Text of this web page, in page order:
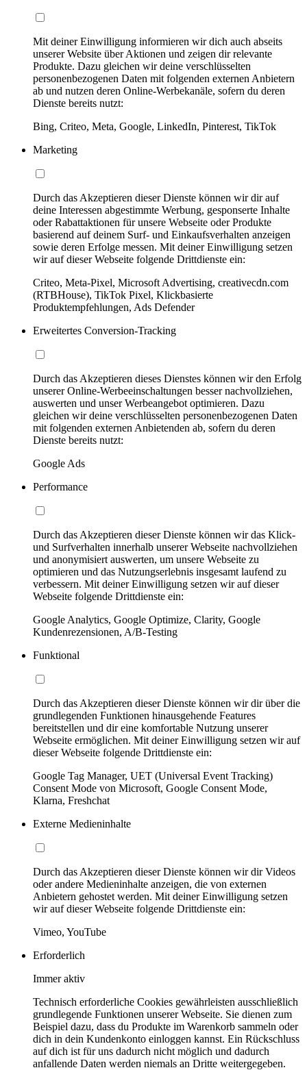
Mit deiner Einwilligung informieren wir dich auch abseits
unserer Website über Aktionen und zeigen dir relevante
Produkte. Dazu gleichen wir deine verschlüsselten
personenbezogenen Daten mit folgenden externen Anbietern
ab und nutzen deren Online-Werbekanäle, sofern du deren
Dienste bereits nutzt:
Bing, Criteo, Meta, Google, LinkedIn, Pinterest, TikTok
Marketing
Durch das Akzeptieren dieser Dienste können wir dir auf
deine Interessen abgestimmte Werbung, gesponserte Inhalte
oder Rabattaktionen für unsere Webseite oder Produkte
basierend auf deinem Surf- und Einkaufsverhalten anzeigen
sowie deren Erfolge messen. Mit deiner Einwilligung setzen
wir auf dieser Webseite folgende Drittdienste ein:
Criteo, Meta-Pixel, Microsoft Advertising, creativecdn.com
(RTBHouse), TikTok Pixel, Klickbasierte
Produktempfehlungen, Ads Defender
Erweitertes Conversion-Tracking
Durch das Akzeptieren dieses Dienstes können wir den Erfolg
unserer Online-Werbeeinschaltungen besser nachvollziehen,
auswerten und unser Werbeangebot optimieren. Dazu
gleichen wir deine verschlüsselten personenbezogenen Daten
mit folgenden externen Anbietenden ab, sofern du deren
Dienste bereits nutzt:
Google Ads
Performance
Durch das Akzeptieren dieser Dienste können wir das Klick-
und Surfverhalten innerhalb unserer Webseite nachvollziehen
und anonymisiert auswerten, um unsere Webseite zu
optimieren und das Nutzungserlebnis insgesamt laufend zu
verbessern. Mit deiner Einwilligung setzen wir auf dieser
Webseite folgende Drittdienste ein:
Google Analytics, Google Optimize, Clarity, Google
Kundenrezensionen, A/B-Testing
Funktional
Durch das Akzeptieren dieser Dienste können wir dir über die
grundlegenden Funktionen hinausgehende Features
bereitstellen und dir eine komfortable Nutzung unserer
Webseite ermöglichen. Mit deiner Einwilligung setzen wir auf
dieser Webseite folgende Drittdienste ein:
Google Tag Manager, UET (Universal Event Tracking)
Consent Mode von Microsoft, Google Consent Mode,
Klarna, Freshchat
Externe Medieninhalte
Durch das Akzeptieren dieser Dienste können wir dir Videos
oder andere Medieninhalte anzeigen, die von externen
Anbietern gehostet werden. Mit deiner Einwilligung setzen
wir auf dieser Webseite folgende Drittdienste ein:
Vimeo, YouTube
Erforderlich
Immer aktiv
Technisch erforderliche Cookies gewährleisten ausschließlich
grundlegende Funktionen unserer Webseite. Sie dienen zum
Beispiel dazu, dass du Produkte im Warenkorb sammeln oder
dich in dein Kundenkonto einloggen kannst. Ein Rückschluss
auf dich ist für uns dadurch nicht möglich und dadurch
anfallende Daten werden niemals an Dritte weitergegeben.